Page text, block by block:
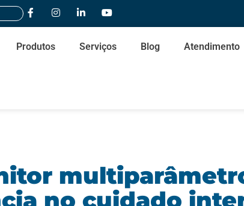
Produtos Serviços Blog Atendimento
no cuidado